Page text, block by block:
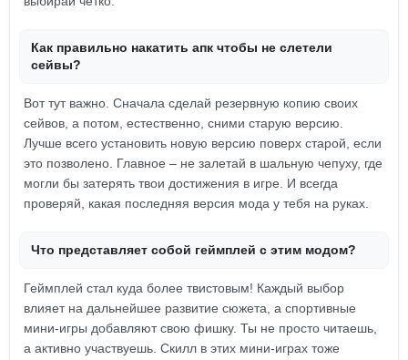
Как правильно накатить апк чтобы не слетели
сейвы?
Вот тут важно. Сначала сделай резервную копию своих
сейвов, а потом, естественно, сними старую версию.
Лучше всего установить новую версию поверх старой, если
это позволено. Главное – не залетай в шальную чепуху, где
могли бы затерять твои достижения в игре. И всегда
проверяй, какая последняя версия мода у тебя на руках.
Что представляет собой геймплей с этим модом?
Геймплей стал куда более твистовым! Каждый выбор
влияет на дальнейшее развитие сюжета, а спортивные
мини-игры добавляют свою фишку. Ты не просто читаешь,
а активно участвуешь. Скилл в этих мини-играх тоже